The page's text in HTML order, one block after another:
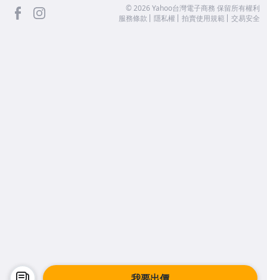
facebook ©2026 Yahoo台灣電子商務 保留所有權利
服務條款
隱私權 拍賣使用規範 交易安全